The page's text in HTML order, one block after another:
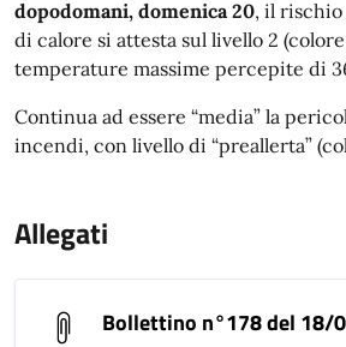
dopodomani, domenica 20, il
di calore si attesta sul livello 2
temperature massime percepite di
Continua ad essere “media” la
incendi, con livello di “preallerta”
Allegati
Bollettino n°178 del 18/